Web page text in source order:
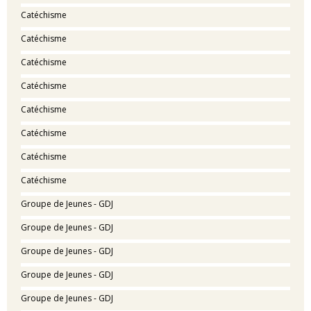
Catéchisme
Catéchisme
Catéchisme
Catéchisme
Catéchisme
Catéchisme
Catéchisme
Catéchisme
Groupe de Jeunes - GDJ
Groupe de Jeunes - GDJ
Groupe de Jeunes - GDJ
Groupe de Jeunes - GDJ
Groupe de Jeunes - GDJ